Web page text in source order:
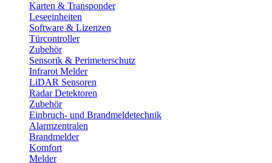
Karten & Transponder
Leseeinheiten
Software & Lizenzen
Türcontroller
Zubehör
Sensorik & Perimeterschutz
Infrarot Melder
LiDAR Sensoren
Radar Detektoren
Zubehör
Einbruch- und Brandmeldetechnik
Alarmzentralen
Brandmelder
Komfort
Melder